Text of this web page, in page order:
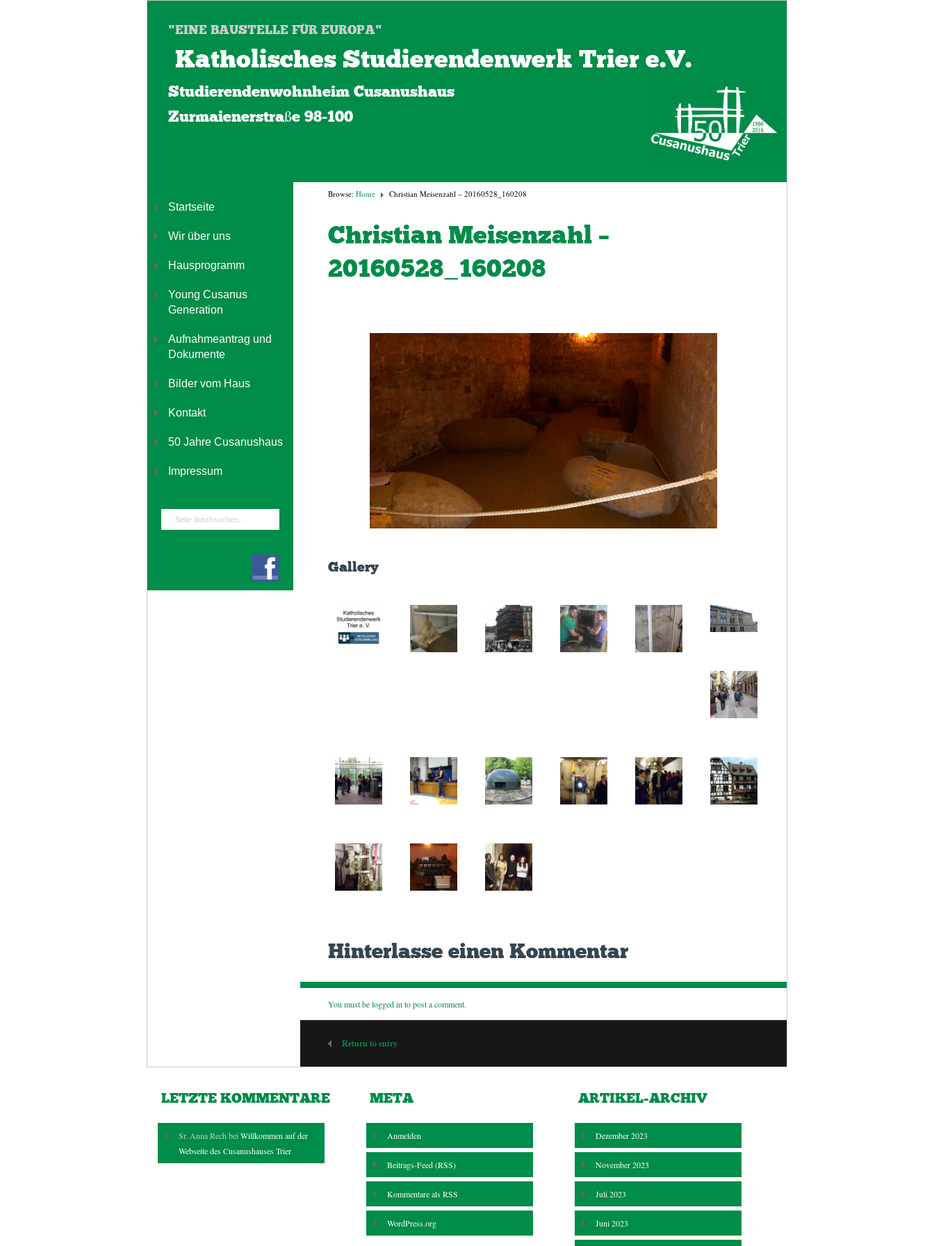
"EINE BAUSTELLE FÜR EUROPA"
Katholisches Studierendenwerk Trier e.V.
Studierendenwohnheim Cusanushaus
Zurmaienerstraße 98-100
Browse: Home Christian Meisenzahl – 20160528_160208
Christian Meisenzahl –
20160528_160208
Gallery
Hinterlasse einen Kommentar
You must belogged in to post a comment.
Return to entry
Startseite
Wir über uns
Hausprogramm
Young Cusanus
Generation
Aufnahmeantrag und
Dokumente
Bilder vom Haus
Kontakt
50 Jahre Cusanushaus
Impressum
LETZTE KOMMENTARE
Sr. Anna Rech beiWillkommen auf der
Webseite des Cusanushauses Trier
META
Anmelden
Beitrags-Feed (RSS)
Kommentare alsRSS
WordPress.org
ARTIKEL-ARCHIV
Dezember 2023
November 2023
Juli 2023
Juni 2023